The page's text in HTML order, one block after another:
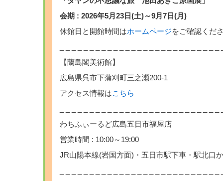
会期 : 2026年5月23日(土)～9月7日(月)
休館日と開館時間はホームページをご確認くだ
【蘭島閣美術館】
広島県呉市下蒲刈町三之瀬200-1
アクセス情報はこちら
わちふぃーるど広島五日市福屋店
営業時間 : 10:00～19:00
JR山陽本線(岩国方面)・五日市駅下車・駅北口